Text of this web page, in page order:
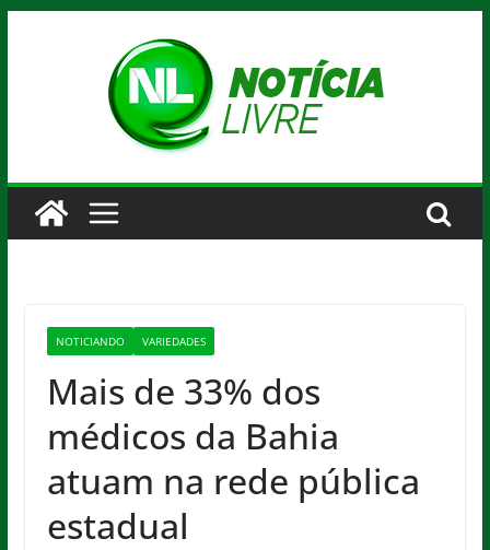
NOTICIANDO VARIEDADES
Mais de 33% dos
médicos da Bahia
atuam na rede pública
estadual